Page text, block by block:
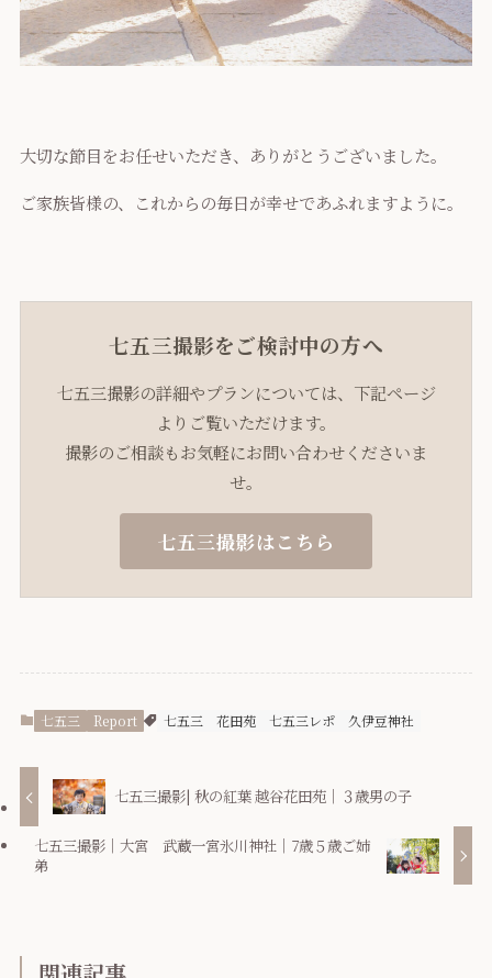
大切な節目をお任せいただき、ありがとうございました。
ご家族皆様の、これからの毎日が幸せであふれますように。
七五三撮影をご検討中の方へ
七五三撮影の詳細やプランについては、下記ページ
よりご覧いただけます。
撮影のご相談もお気軽にお問い合わせくださいま
せ。
七五三撮影はこちら
七五三 Report 七五三 花田苑 七五三レポ 久伊豆神社
七五三撮影| 秋の紅葉 越谷花田苑｜３歳男の子
七五三撮影｜大宮 武蔵一宮氷川神社｜7歳５歳ご姉
弟